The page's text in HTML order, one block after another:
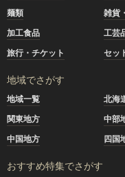
麺類
雑貨
加工食品
工芸
旅行・チケット
セッ
地域でさがす
地域一覧 北海
関東地方
中部
中国地方
四国
おすすめ特集でさがす